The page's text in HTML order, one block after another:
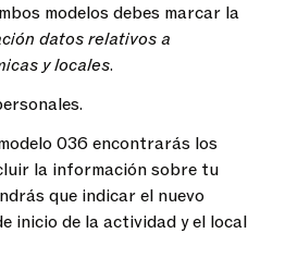
modelos debes marcar la
datos relativos a
y locales.
036 encontrarás los
la información sobre tu
que indicar el nuevo
inicio de la actividad y el local